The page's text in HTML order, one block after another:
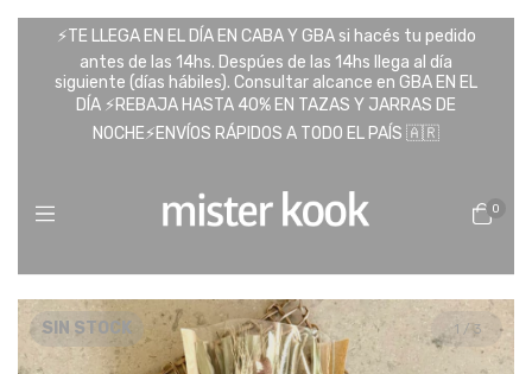
⚡️TE LLEGA EN EL DÍA EN CABA Y GBA si hacés tu pedido
antes de las 14hs. Despúes de las 14hs llega al día
siguiente (días hábiles). Consultar alcance en GBA EN EL
DÍA ⚡️REBAJA HASTA 40% EN TAZAS Y JARRAS DE
NOCHE⚡️ENVÍOS RÁPIDOS A TODO EL PAÍS 🇦🇷
0
SIN STOCK 1 / 3